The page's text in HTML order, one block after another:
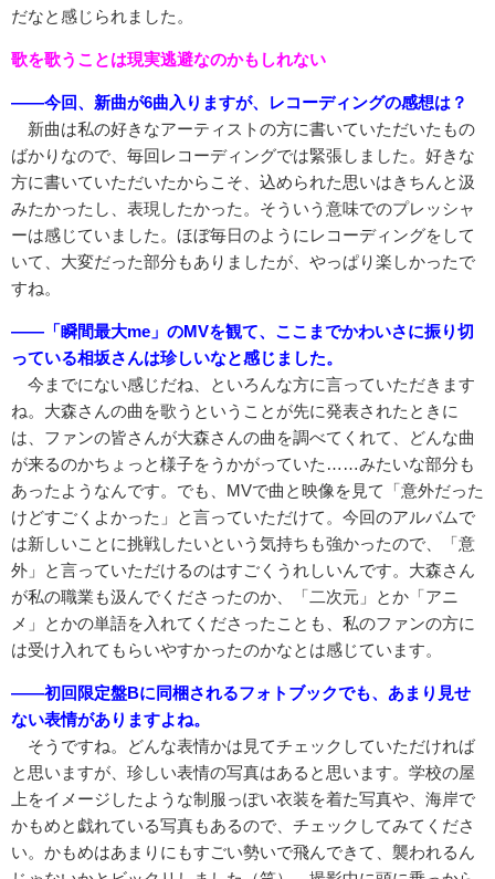
だなと感じられました。
歌を歌うことは現実逃避なのかもしれない
――今回、新曲が6曲入りますが、レコーディングの感想は？
新曲は私の好きなアーティストの方に書いていただいたもの
ばかりなので、毎回レコーディングでは緊張しました。好きな
方に書いていただいたからこそ、込められた思いはきちんと汲
みたかったし、表現したかった。そういう意味でのプレッシャ
ーは感じていました。ほぼ毎日のようにレコーディングをして
いて、大変だった部分もありましたが、やっぱり楽しかったで
すね。
――「瞬間最大me」のMVを観て、ここまでかわいさに振り切
っている相坂さんは珍しいなと感じました。
今までにない感じだね、といろんな方に言っていただきます
ね。大森さんの曲を歌うということが先に発表されたときに
は、ファンの皆さんが大森さんの曲を調べてくれて、どんな曲
が来るのかちょっと様子をうかがっていた……みたいな部分も
あったようなんです。でも、MVで曲と映像を見て「意外だった
けどすごくよかった」と言っていただけて。今回のアルバムで
は新しいことに挑戦したいという気持ちも強かったので、「意
外」と言っていただけるのはすごくうれしいんです。大森さん
が私の職業も汲んでくださったのか、「二次元」とか「アニ
メ」とかの単語を入れてくださったことも、私のファンの方に
は受け入れてもらいやすかったのかなとは感じています。
――初回限定盤Bに同梱されるフォトブックでも、あまり見せ
ない表情がありますよね。
そうですね。どんな表情かは見てチェックしていただければ
と思いますが、珍しい表情の写真はあると思います。学校の屋
上をイメージしたような制服っぽい衣装を着た写真や、海岸で
かもめと戯れている写真もあるので、チェックしてみてくださ
い。かもめはあまりにもすごい勢いで飛んできて、襲われるん